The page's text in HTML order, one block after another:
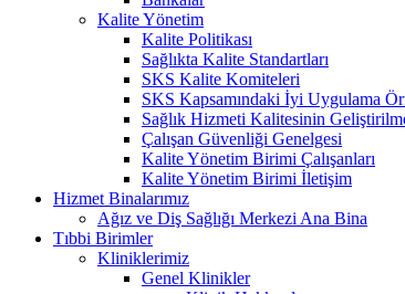
Kalite Yönetim
Kalite Politikası
Sağlıkta Kalite Standartları
SKS Kalite Komiteleri
SKS Kapsamındaki İyi Uygulama
Sağlık Hizmeti Kalitesinin
Çalışan Güvenliği Genelgesi
Kalite Yönetim Birimi Çalışanları
Kalite Yönetim Birimi İletişim
Hizmet Binalarımız
Ağız ve Diş Sağlığı Merkezi Ana Bina
Tıbbi Birimler
Kliniklerimiz
Genel Klinikler